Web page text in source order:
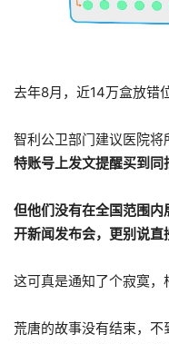
去年8月，近14万盒放错
智利公卫部门建议医院将
特账号上发文提醒买到同
但他们没有在全国范围
开新闻发布会，更别说
这可真是通知了个寂寞，
荒唐的故事没有结束，